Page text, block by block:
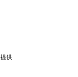
提供